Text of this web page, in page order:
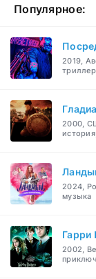
Популярное:
2019,
2000,
2024,
музыка
Гарри
2002,